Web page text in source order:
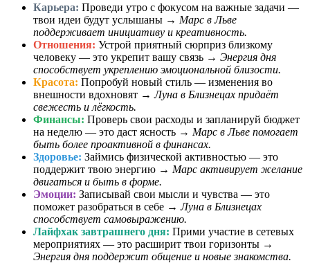
Карьера: Проведи утро с фокусом на важные задачи —
твои идеи будут услышаны → Марс в Льве
поддерживает инициативу и креативность.
Отношения: Устрой приятный сюрприз близкому
человеку — это укрепит вашу связь → Энергия дня
способствует укреплению эмоциональной близости.
Красота: Попробуй новый стиль — изменения во
внешности вдохновят →Луна в Близнецах придаёт
свежесть и лёгкость.
Финансы: Проверь свои расходы и запланируй бюджет
на неделю — это даст ясность → Марс в Льве помогает
быть более проактивной в финансах.
Здоровье: Займись физической активностью — это
поддержит твою энергию → Марс активирует желание
двигаться и быть в форме.
Эмоции: Записывай свои мысли и чувства — это
поможет разобраться в себе →Луна в Близнецах
способствует самовыражению.
Лайфхак завтрашнего дня: Прими участие в сетевых
мероприятиях — это расширит твои горизонты →
Энергия дня поддержит общение и новые знакомства.